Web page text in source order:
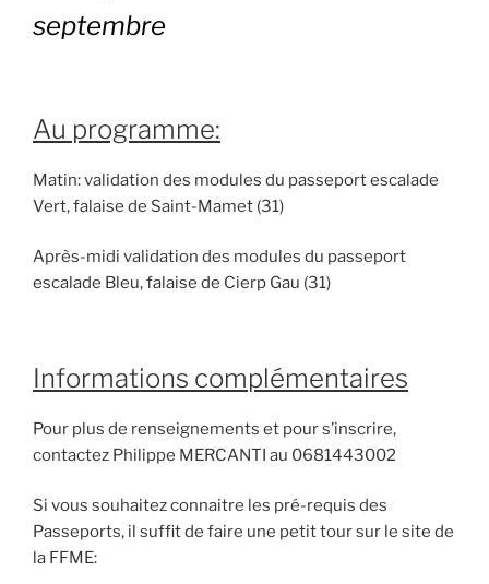
septembre
Au programme:
Matin: validation des modules du passeport escalade
Vert, falaise de Saint-Mamet (31)
Après-midi validation des modules du passeport
escalade Bleu, falaise de Cierp Gau (31)
Informations complémentaires
Pour plus de renseignements et pour s’inscrire,
contactez Philippe MERCANTI au 0681443002
Si vous souhaitez connaitre les pré-requis des
Passeports, il suffit de faire une petit tour sur le site de
la FFME: